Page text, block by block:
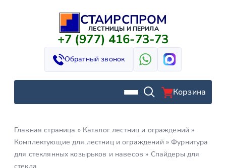
СТАИРСПРОМ
ЛЕСТНИЦЫ И ПЕРИЛА
+7 (977) 416-73-73
Обратный звонок
Корзина
Главная страница » Каталог лестниц и ограждений »
Комплектующие для лестниц и ограждений » Фурнитура
для стеклянных козырьков и навесов » Спайдеры для